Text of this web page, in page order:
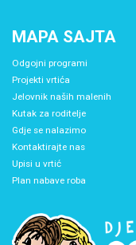
MAPA SAJTA
Odgojni programi
Projekti vrtića
Jelovnik naših malenih
Kutak za roditelje
Gdje se nalazimo
Kontaktirajte nas
Upisi u vrtić
Plan nabave roba